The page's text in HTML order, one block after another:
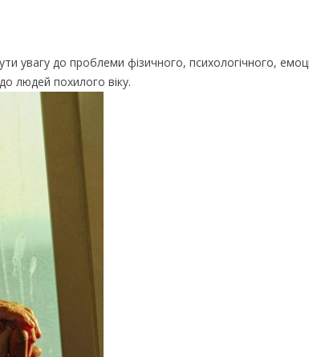
увагу до проблеми фізичного, психологічного,
людей похилого віку.